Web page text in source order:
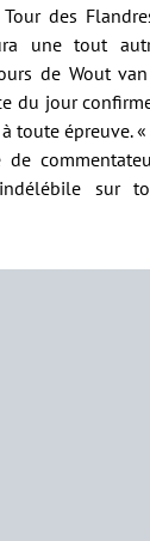
des
une tout
de Wout
du jour
toute épreuve.
sur